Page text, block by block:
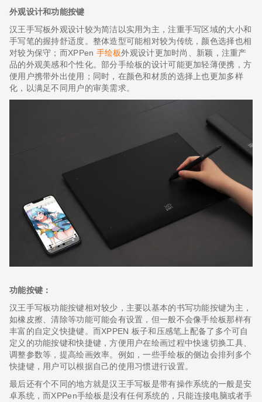
外观设计和功能按键
汉王手写板外观设计较为简洁以实用为主，注重手写区域的大小和
手写笔的握持舒适度。整体造型可能相对较为传统，颜色选择也相
对较为保守；而XPPen 手绘板外观设计更加时尚、新颖，注重产
品的外观美感和个性化。部分手绘板的设计可能更加轻薄便携，方
便用户携带外出使用；同时，在颜色和材质的选择上也更加多样
化，以满足不同用户的审美需求。
功能按键：
汉王手写板功能按键相对较少，主要以基本的书写功能按键为主，
如橡皮擦、清除等功能可能会有设置，但一般不会像手绘板那样有
丰富的自定义快捷键。而XPPEN 板子和压感笔上配备了多个可自
定义的功能按键和快捷键，方便用户在绘画过程中快速切换工具、
调整参数等，提高绘画效率。例如，一些手绘板的侧边会排列多个
快捷键，用户可以根据自己的使用习惯进行设置。
最后还有个不同的地方就是汉王手写板是带有操作系统的一般是安
卓系统，而XPPen手绘板是没有任何系统的，只能连接电脑或者手